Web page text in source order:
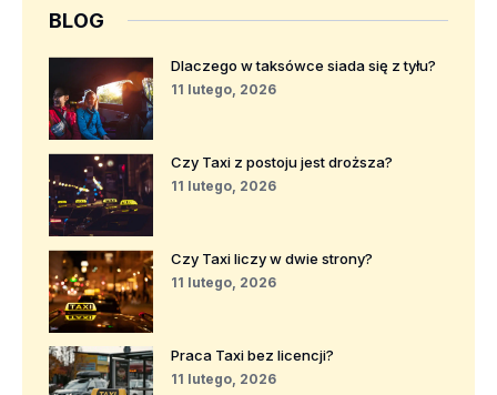
BLOG
Dlaczego w taksówce siada się z tyłu?
11 lutego, 2026
Czy Taxi z postoju jest droższa?
11 lutego, 2026
Czy Taxi liczy w dwie strony?
11 lutego, 2026
Praca Taxi bez licencji?
11 lutego, 2026